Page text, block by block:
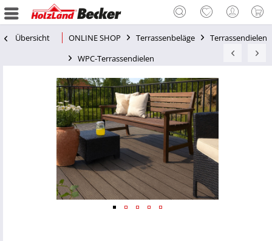
Übersicht ONLINE SHOP Terrassenbeläge
Terrassendielen
WPC-Terrassendielen